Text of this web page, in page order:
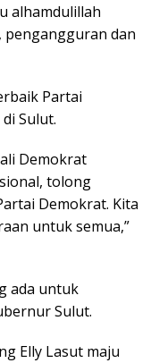
alhamdulillah
dan
Partai
Sulut.
Demokrat
tolong
Demokrat. Kita
untuk semua,”
ada untuk
Sulut.
Elly Lasut maju